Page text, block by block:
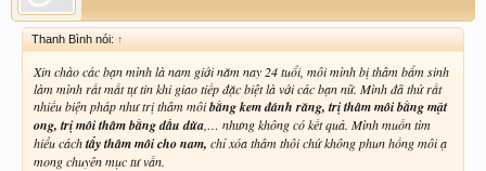
Thanh Bình nói: ↑
Xin chào các bạn mình là nam giới năm nay 24 tuổi, môi mình bị thâm bẩm sinh
làm mình rất mất tự tin khi giao tiếp đặc biệt là với các bạn nữ. Mình đã thử rất
nhiều biện pháp như trị thâm môibằng kem đánh răng, trị thâm môi bằng mật
ong, trị môi thâm bằng dầu dừa ,… nhưng không có kết quả. Mình muốn tìm
hiểu cáchtẩy thâm môi cho nam, chỉ xóa thâm thôi chứ không phun hồng môi ạ
mong chuyên mục tư vấn.